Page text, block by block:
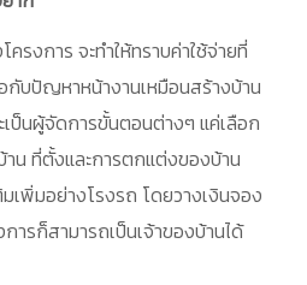
ครงการ จะทำให้ทราบค่าใช้จ่ายที่
กับปัญหาหน้างานเหมือนสร้างบ้าน
เป็นผู้จัดการขั้นตอนต่างๆ แค่เลือก
น ที่ตั้งและการตกแต่งของบ้าน
เพิ่มอย่างโรงรถ โดยวางเงินจอง
รก็สามารถเป็นเจ้าของบ้านได้